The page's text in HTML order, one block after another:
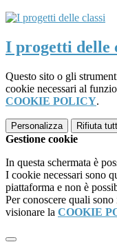
I progetti delle
Questo sito o gli
cookie necessari al
COOKIE POLICY.
Personalizza Rifiuta
Gestione cookie
In questa schermata è
I cookie necessari sono
piattaforma e non è
Per conoscere quali
visionare la COOKIE